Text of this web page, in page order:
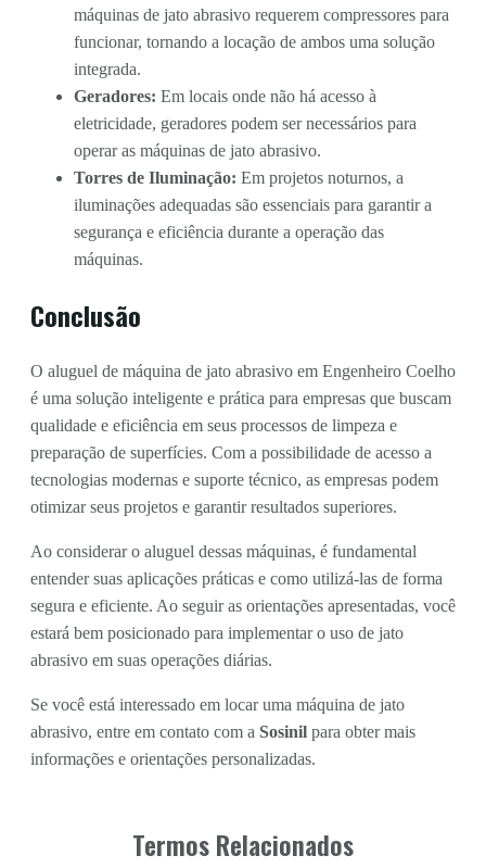
máquinas de jato abrasivo requerem compressores para
funcionar, tornando a locação de ambos uma solução
integrada.
Geradores: Em locais onde não há acesso à
eletricidade, geradores podem ser necessários para
operar as máquinas de jato abrasivo.
Torres de Iluminação: Em projetos noturnos, a
iluminações adequadas são essenciais para garantir a
segurança e eficiência durante a operação das
máquinas.
Conclusão
O aluguel de máquina de jato abrasivo em Engenheiro Coelho
é uma solução inteligente e prática para empresas que buscam
qualidade e eficiência em seus processos de limpeza e
preparação de superfícies. Com a possibilidade de acesso a
tecnologias modernas e suporte técnico, as empresas podem
otimizar seus projetos e garantir resultados superiores.
Ao considerar o aluguel dessas máquinas, é fundamental
entender suas aplicações práticas e como utilizá-las de forma
segura e eficiente. Ao seguir as orientações apresentadas, você
estará bem posicionado para implementar o uso de jato
abrasivo em suas operações diárias.
Se você está interessado em locar uma máquina de jato
abrasivo, entre em contato com a Sosinil para obter mais
informações e orientações personalizadas.
Termos Relacionados